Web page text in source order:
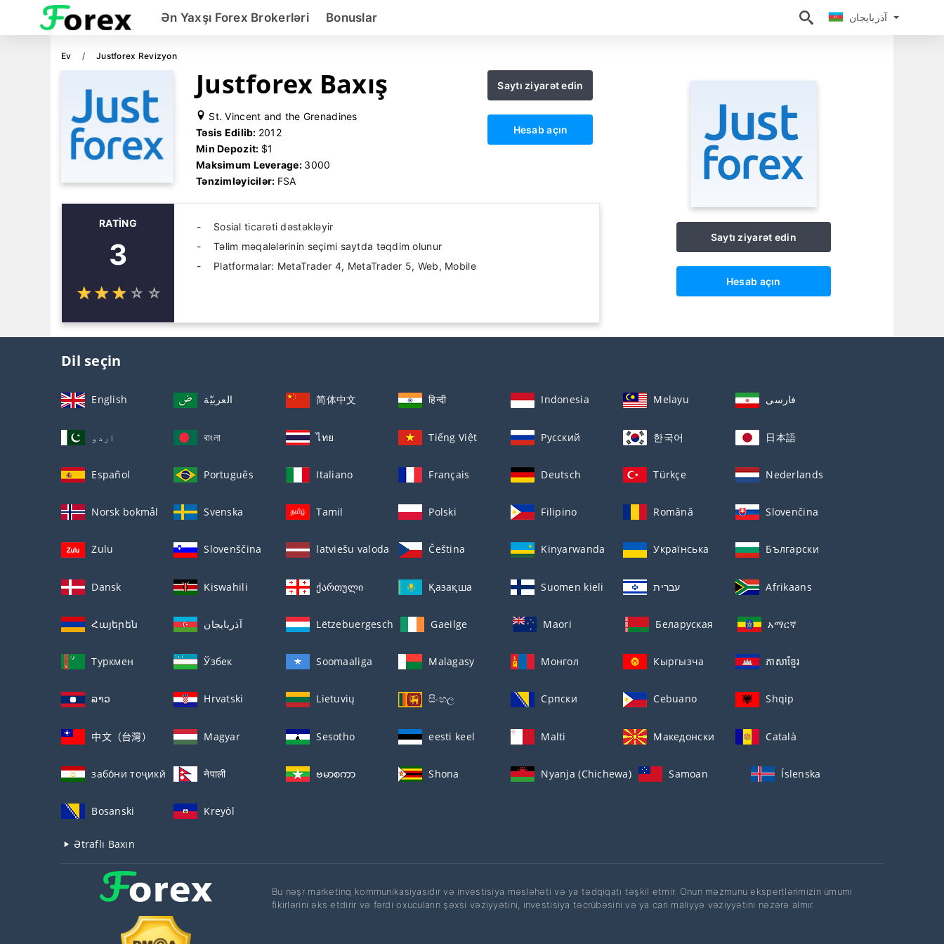
Ən Yaxşı Forex Brokerləri Bonuslar
Ev Justforex Revizyon
Justforex Baxış
St. Vincent and the Grenadines
Təsis Edilib: 2012
Min Depozit: $1
Maksimum Leverage: 3000
Tənzimləyicilər: FSA
Saytı ziyarət edin
Hesab açın
RATING
3
☆☆☆ ☆ ☆
★★★ ★ ★
Sosial ticarəti dəstəkləyir
Təlim məqalələrinin seçimi saytda təqdim olunur
Platformalar: MetaTrader 4, MetaTrader 5, Web, Mobile
Saytı ziyarət edin
Hesab açın
Dil seçin
English العربيّة 简体中文 हिन्दी Indonesia Melayu فارسی
اردو বাংলা ไทย Tiếng Việt Русский 한국어 日本語
Español Português Italiano Français Deutsch Türkçe Nederlands
Norsk bokmål Svenska Tamil Polski Filipino Română Slovenčina
Zulu Slovenščina latviešu valoda Čeština Kinyarwanda Українська Български
Dansk Kiswahili ქართული Қазақша Suomen kieli עברית Afrikaans
Հայերեն آذربايجان Lëtzebuergesch Gaeilge Maori Беларуская አማርኛ
Туркмен Ўзбек Soomaaliga Malagasy Монгол Кыргызча ភាសាខ្មែរ
ລາວ Hrvatski Lietuvių සිංහල Српски Cebuano Shqip
中文（台灣） Magyar Sesotho eesti keel Malti Македонски Català
забо́ни тоҷикӣ́ नेपाली ဗမာစကာ Shona Nyanja (Chichewa) Samoan Íslenska
Bosanski Kreyòl
Ətraflı Baxın
Bu nəşr marketinq kommunikasiyasıdır və investisiya məsləhəti və ya tədqiqatı təşkil etmir. Onun məzmunu ekspertlərimizin ümumi
fikirlərini əks etdirir və fərdi oxucuların şəxsi vəziyyətini, investisiya təcrübəsini və ya cari maliyyə vəziyyətini nəzərə almır.